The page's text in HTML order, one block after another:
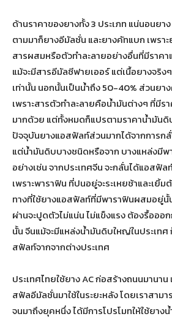
ด้านราคาของยางทั้ง 3 ประเภท แน่นอนยา
ตามมาก็ยางอีมัลชั่น และยางคัทแบก เพราะ
สารผสมหรือตัวทำละลายอย่างอื่นที่มีราค
แม้จะมีสารอีมัลซีฟายเออร์ แต่เนื้อยางจริ
เท่านั้น นอกนั้นเป็นน้ำถึง 50-40% ส่วนย
เพราะสารตัวทำละลายคือน้ำมันต่างๆ ที่มีร
มากด้วย แต่ทั้งหมดก็แปรตามราคาน้ำมันดิ
ปัจจุบันยางแอสฟัลท์ส่วนมากได้จากการก
แต่น้ำมันดิบบางชนิดหรือจาก บางแหล่งมี
อย่างเช่น จากประเทศจีน จะกลั่นได้แอสฟัล
เพราะพาราฟิน ที่ปนอยู่จะระเหยช้าและเยิ้
ทางที่ใช้ยางแอสฟัลท์ที่มีพาราฟินผสมอยู่นั้
ผ่านจะปูดตัวไม่แน่น ไม่แข็งแรง ต้องรื้อออ
นั้น จีนแม้จะมีแหล่งน้ำมันดิบใหญ่ในประเท
สฟัลท์จากจากต่างประเทศ
ประเทศไทยใช้ยาง AC ก่อสร้างถนนมานาน
สฟัลอีมัลชั่นมาใช้ในระยะหลัง โดยเราสาม
จนมาถึงยุคหนึ่ง ได้มีการโปรโมทให้ใช้ยาง